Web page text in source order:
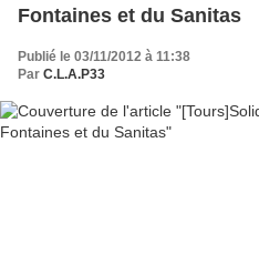
Fontaines et du Sanitas
Publié le 03/11/2012 à 11:38
Par C.L.A.P33